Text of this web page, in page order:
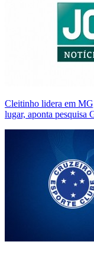
Cleitinho lidera em
lugar, aponta pesquisa